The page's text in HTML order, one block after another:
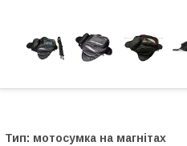
Тип: мотосумка на магнітах